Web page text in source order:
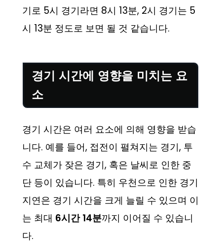
기로 5시 경기라면 8시 13분, 2시 경기는 5
시 13분 정도로 보면 될 것 같습니다.
경기 시간에 영향을 미치는 요
소
경기 시간은 여러 요소에 의해 영향을 받습
니다. 예를 들어, 접전이 펼쳐지는 경기, 투
수 교체가 잦은 경기, 혹은 날씨로 인한 중
단 등이 있습니다. 특히 우천으로 인한 경기
지연은 경기 시간을 크게 늘릴 수 있으며 이
는 최대 6시간 14분까지 이어질 수 있습니
다.